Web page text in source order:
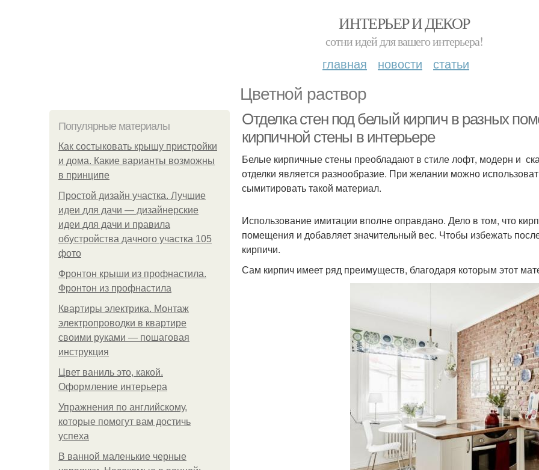
ИНТЕРЬЕР И ДЕКОР
сотни идей для вашего интерьера!
главная новости статьи
Цветной раствор
Популярные материалы
Как состыковать крышу пристройки
и дома. Какие варианты возможны
в принципе
Простой дизайн участка. Лучшие
идеи для дачи — дизайнерские
идеи для дачи и правила
обустройства дачного участка 105
фото
Фронтон крыши из профнастила.
Фронтон из профнастила
Квартиры электрика. Монтаж
электропроводки в квартире
своими руками — пошаговая
инструкция
Цвет ваниль это, какой.
Оформление интерьера
Упражнения по английскому,
которые помогут вам достичь
успеха
В ванной маленькие черные
Отделка стен под белый кирпич в разных
кирпичной стены в интерьере
Белые кирпичные стены преобладают в стиле лофт, модерн и
отделки является разнообразие. При желании можно
сымитировать такой материал.
Использование имитации вполне оправдано. Дело в том, что
помещения и добавляет значительный вес. Чтобы избежать
кирпичи.
Сам кирпич имеет ряд преимуществ, благодаря которым этот